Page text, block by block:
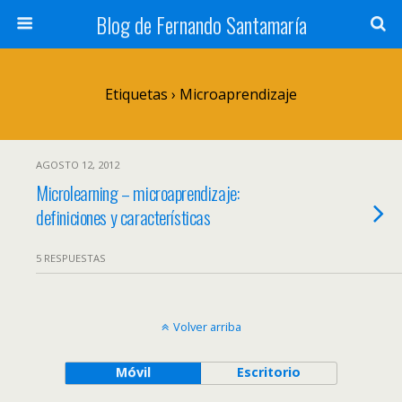
Blog de Fernando Santamaría
Etiquetas › Microaprendizaje
AGOSTO 12, 2012
Microlearning – microaprendizaje:
definiciones y características
5 RESPUESTAS
Volver arriba
Móvil Escritorio